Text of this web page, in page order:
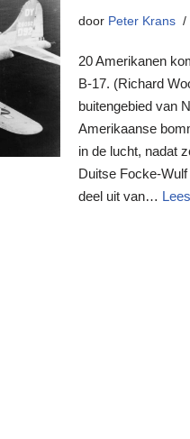
door Peter Krans
20 Amerikanen
B-17. (Richard
buitengebied van
Amerikaanse
in de lucht, nadat
Duitse Focke-
deel uit van…